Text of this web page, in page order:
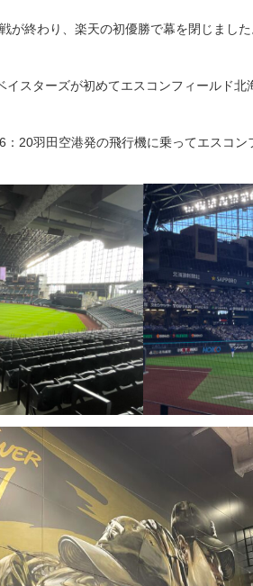
が終わり、楽天の初優勝で幕を閉じました
イスターズが初めてエスコンフィールド
：20羽田空港発の飛行機に乗ってエスコン